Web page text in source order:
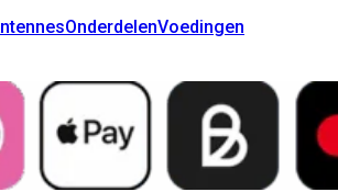
OnderdelenVoedingen